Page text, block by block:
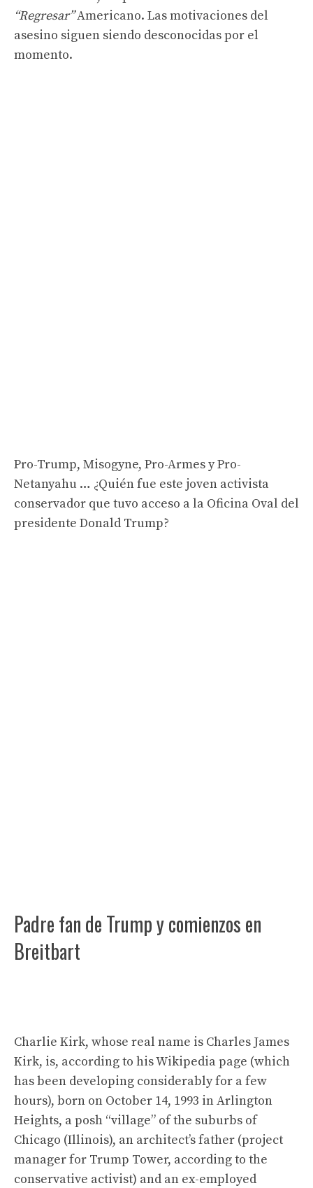
“Regresar”Americano. Las motivaciones del
asesino siguen siendo desconocidas por el
momento.
Pro-Trump, Misogyne, Pro-Armes y Pro-
Netanyahu … ¿Quién fue este joven activista
conservador que tuvo acceso a la Oficina Oval del
presidente Donald Trump?
Padre fan de Trump y comienzos en
Breitbart
Charlie Kirk, whose real name is Charles James
Kirk, is, according to his Wikipedia page (which
has been developing considerably for a few
hours), born on October 14, 1993 in Arlington
Heights, a posh “village” of the suburbs of
Chicago (Illinois), an architect’s father (project
manager for Trump Tower, according to the
conservative activist) and an ex-employed